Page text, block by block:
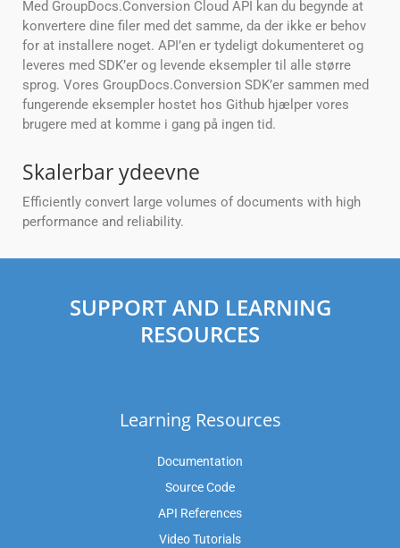
Med GroupDocs.Conversion Cloud API kan du begynde at
konvertere dine filer med det samme, da der ikke er behov
for at installere noget. API’en er tydeligt dokumenteret og
leveres med SDK’er og levende eksempler til alle større
sprog. Vores GroupDocs.Conversion SDK’er sammen med
fungerende eksempler hostet hos Github hjælper vores
brugere med at komme i gang på ingen tid.
Skalerbar ydeevne
Efficiently convert large volumes of documents with high
performance and reliability.
SUPPORT AND LEARNING
RESOURCES
Learning Resources
Documentation
Source Code
API References
Video Tutorials